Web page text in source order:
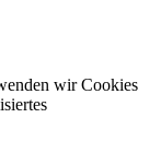
wir Cookies